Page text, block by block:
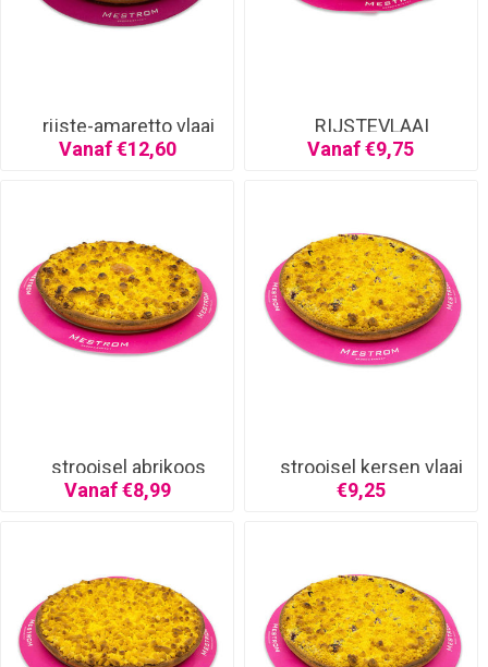
rijste-amaretto vlaai
Vanaf €12,60
RIJSTEVLAAI
Vanaf €9,75
strooisel abrikoos
Vanaf €8,99
strooisel kersen vlaai
half
€9,25